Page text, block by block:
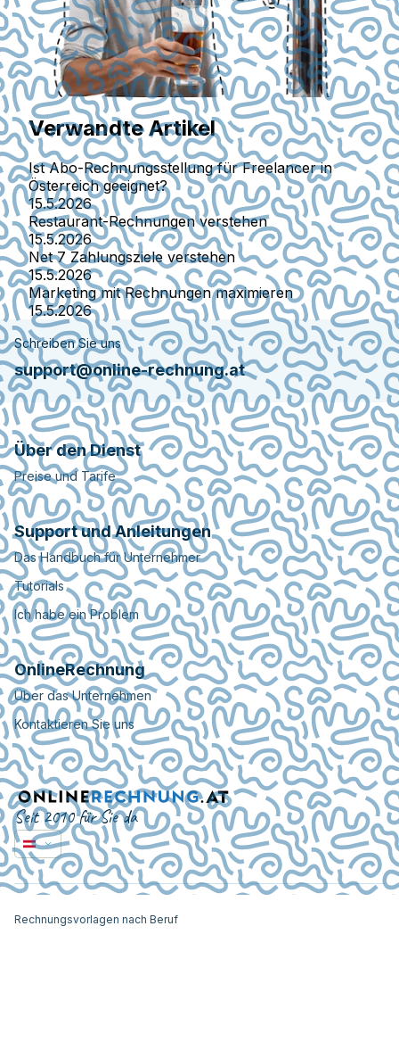
Verwandte Artikel
Ist Abo-Rechnungsstellung für Freelancer in
Österreich geeignet?
15.5.2026
Restaurant-Rechnungen verstehen
15.5.2026
Net 7 Zahlungsziele verstehen
15.5.2026
Marketing mit Rechnungen maximieren
15.5.2026
Schreiben Sie uns
support@online-rechnung.at
Über den Dienst
Preise und Tarife
Support und Anleitungen
Das Handbuch für Unternehmer
Tutorials
Ich habe ein Problem
OnlineRechnung
Über das Unternehmen
Kontaktieren Sie uns
Seit 2010 für Sie da
Rechnungsvorlagen nach Beruf